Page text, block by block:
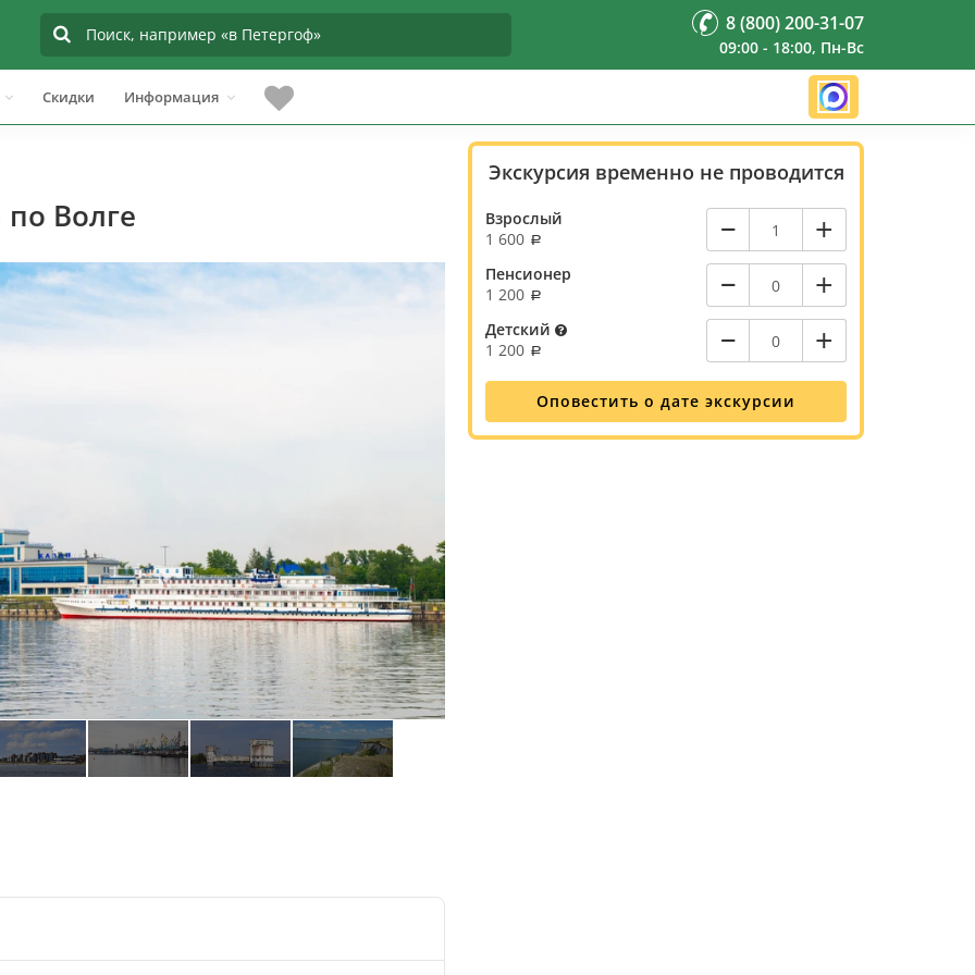
8 (800) 200-31-07
09:00 - 18:00, Пн-Вс
Скидки Информация
Волге
Экскурсия временно не проводится
Взрослый
1 600
– +
Пенсионер
1 200
– +
Детский
1 200
– +
Оповестить о дате экскурсии